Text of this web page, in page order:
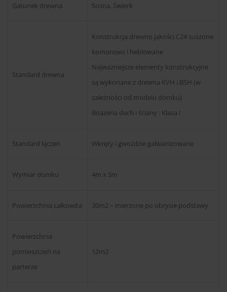
Gatunek drewna Sosna, Świerk
Standard drewna
Konstrukcja drewno jakości C24 suszone
komorowo i heblowane
Najważniejsze elementy konstrukcyjne
są wykonane z drewna KVH i BSH (w
zależności od modelu domku)
Boazeria dach i ściany : Klasa I
Standard łączeń Wkręty i gwoździe galwanizowane
Wymiar domku 4m x 5m
Powierzchnia całkowita 30m2 – mierzone po obrysie podstawy
Powierzchnia
pomieszczeń na
parterze
12m2